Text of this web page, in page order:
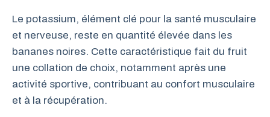
Le potassium, élément clé pour la santé musculaire
et nerveuse, reste en quantité élevée dans les
bananes noires. Cette caractéristique fait du fruit
une collation de choix, notamment après une
activité sportive, contribuant au confort musculaire
et à la récupération.